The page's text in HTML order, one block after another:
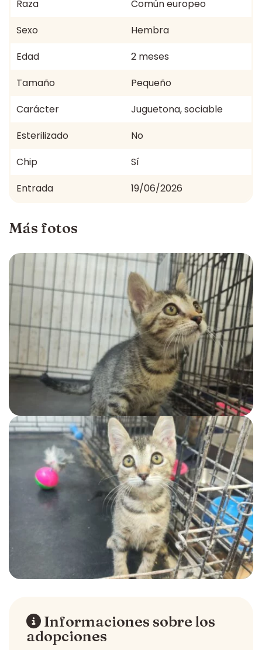
Raza
Común europeo
Sexo
Hembra
Edad
2 meses
Tamaño
Pequeño
Carácter
Juguetona, sociable
Esterilizado
No
Chip
Sí
Entrada
19/06/2026
Más fotos
Informaciones sobre los
adopciones